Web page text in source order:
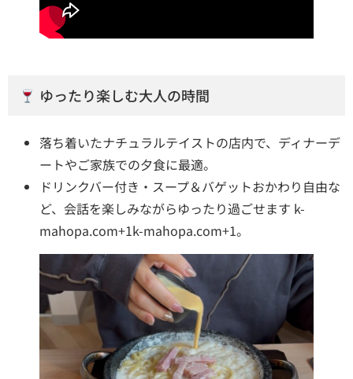
ゆったり楽しむ大人の時間
落ち着いたナチュラルテイストの店内で、ディナーデ
ートやご家族での夕食に最適。
ドリンクバー付き・スープ＆バゲットおかわり自由な
ど、会話を楽しみながらゆったり過ごせます k-
mahopa.com+1k-mahopa.com+1。